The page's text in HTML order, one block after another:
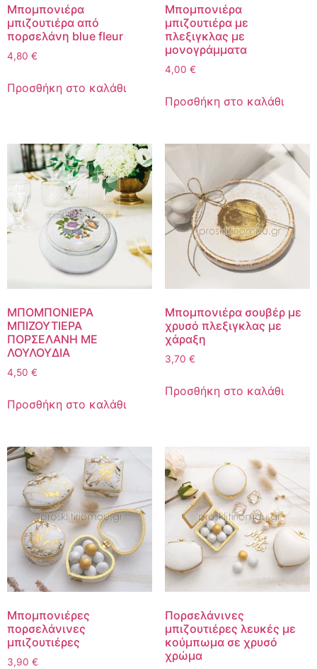
Μπομπονιέρα
μπιζουτιέρα από
πορσελάνη blue fleur
4,80 €
Προσθήκη στο καλάθι
Μπομπονιέρα
μπιζουτιέρα με
πλεξιγκλας με
μονογράμματα
4,00 €
Προσθήκη στο καλάθι
ΜΠΟΜΠΟΝΙΕΡΑ
ΜΠΙΖΟΥΤΙΕΡΑ
ΠΟΡΣΕΛΑΝΗ ΜΕ
ΛΟΥΛΟΥΔΙΑ
4,50 €
Προσθήκη στο καλάθι
Μπομπονιέρα σουβέρ με
χρυσό πλεξιγκλας με
χάραξη
3,70 €
Προσθήκη στο καλάθι
Μπομπονιέρες
πορσελάνινες
μπιζουτιέρες
3,90 €
Πορσελάνινες
μπιζουτιέρες λευκές με
κούμπωμα σε χρυσό
χρώμα